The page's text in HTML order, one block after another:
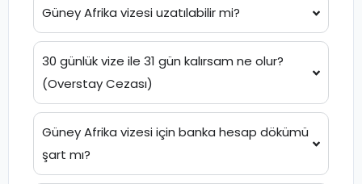
Güney Afrika vizesi uzatılabilir mi?
30 günlük vize ile 31 gün kalırsam ne olur?
(Overstay Cezası)
Güney Afrika vizesi için banka hesap dökümü
şart mı?